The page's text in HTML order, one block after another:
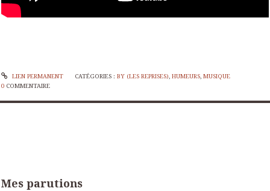
LIEN PERMANENT CATÉGORIES : BY (LES REPRISES), HUMEURS, MUSIQUE
0 COMMENTAIRE
Mes parutions